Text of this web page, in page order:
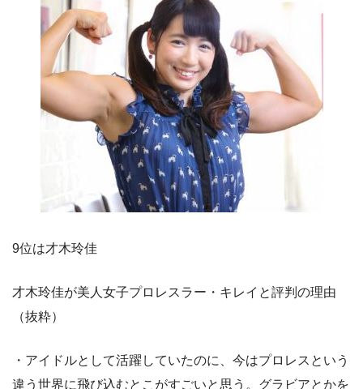
9位は才木玲佳
才木玲佳が美人女子プロレスラー・キレイと評判の理由
（抜粋）
・アイドルとして活躍していたのに、今はプロレスという
違う世界に飛び込むとこがすごいと思う。グラビアとかを